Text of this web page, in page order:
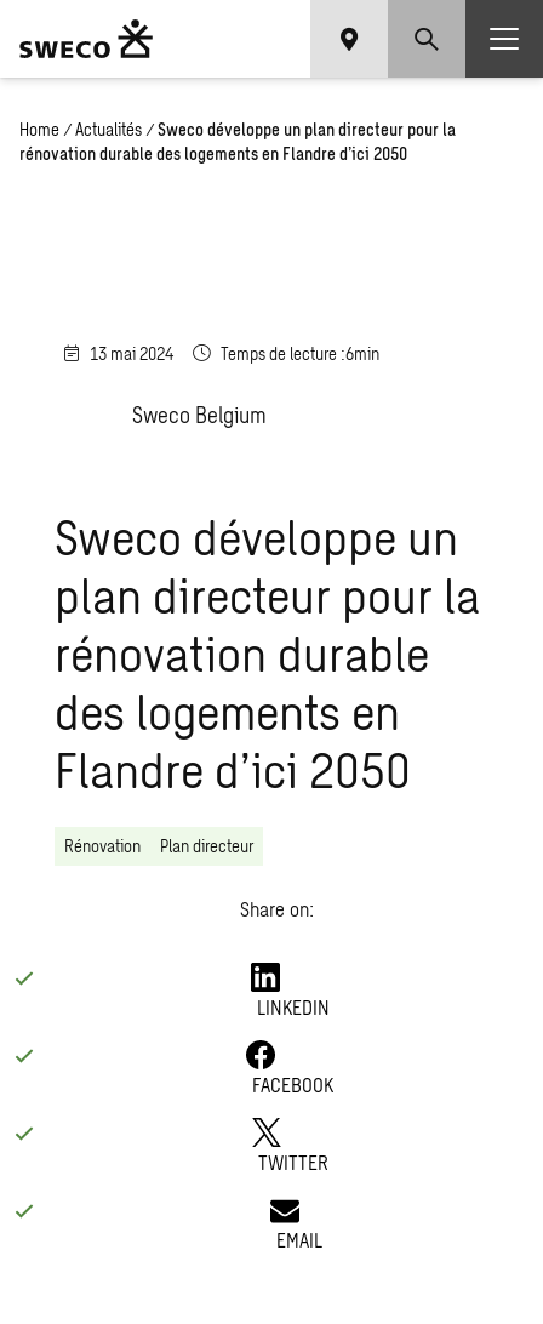
Home / Actualités / Sweco développe un plan directeur pour la
rénovation durable des logements en Flandre d’ici 2050
13 mai 2024 Temps de lecture :6min
Sweco Belgium
Sweco développe un
plan directeur pour la
rénovation durable
des logements en
Flandre d’ici 2050
Rénovation Plan directeur
Share on:
LINKEDIN
FACEBOOK
TWITTER
EMAIL